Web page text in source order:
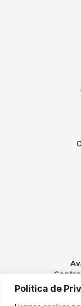
Política de
Centro